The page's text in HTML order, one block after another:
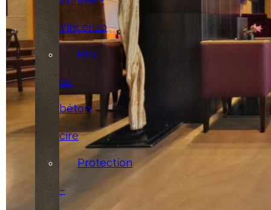
Vincenzo
Prix
du
béton
ciré
Protection
–